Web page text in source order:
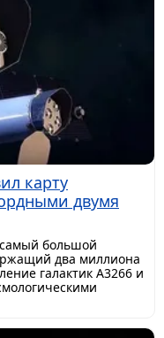
карту
двумя
самый большой
два миллиона
галактик A3266 и